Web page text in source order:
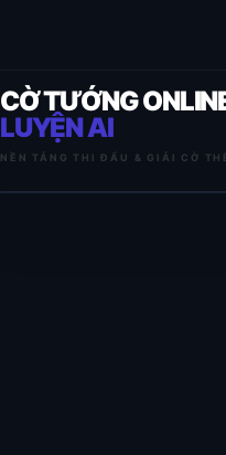
CỜ TƯỚNG
LUYỆN AI
NỀN TẢNG THI ĐẤU & GIẢI CỜ